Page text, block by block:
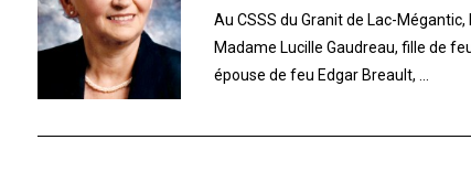
Au CSSS du Granit de Lac-
Madame Lucille Gaudreau, fille de
épouse de feu Edgar Breault, ...